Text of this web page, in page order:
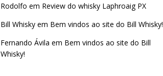
Rodolfo em Review do whisky Laphroaig PX
Bill Whiskyem Bem vindos ao site do Bill Whisky!
Fernando Ávila em Bem vindos ao site do Bill
Whisky!